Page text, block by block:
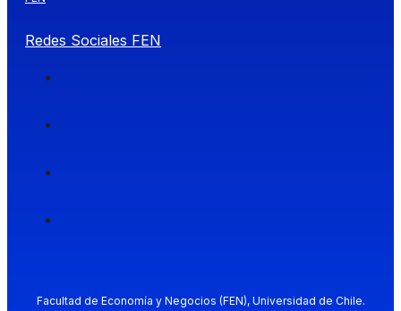
Redes Sociales FEN
Facultad de Economía y Negocios (FEN), Universidad de Chile.